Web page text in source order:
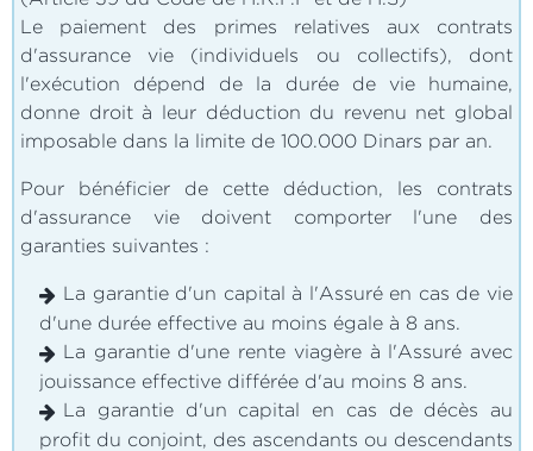
Le paiement des primes relatives aux contrats
d'assurance vie (individuels ou collectifs), dont
l'exécution dépend de la durée de vie humaine,
donne droit à leur déduction du revenu net global
imposable dans la limite de 100.000 Dinars par an.
Pour bénéficier de cette déduction, les contrats
d'assurance vie doivent comporter l'une des
garanties suivantes :
La garantie d'un capital à l'Assuré en cas de vie
d'une durée effective au moins égale à 8 ans.
La garantie d'une rente viagère à l'Assuré avec
jouissance effective différée d'au moins 8 ans.
La garantie d'un capital en cas de décès au
profit du conjoint, des ascendants ou descendants